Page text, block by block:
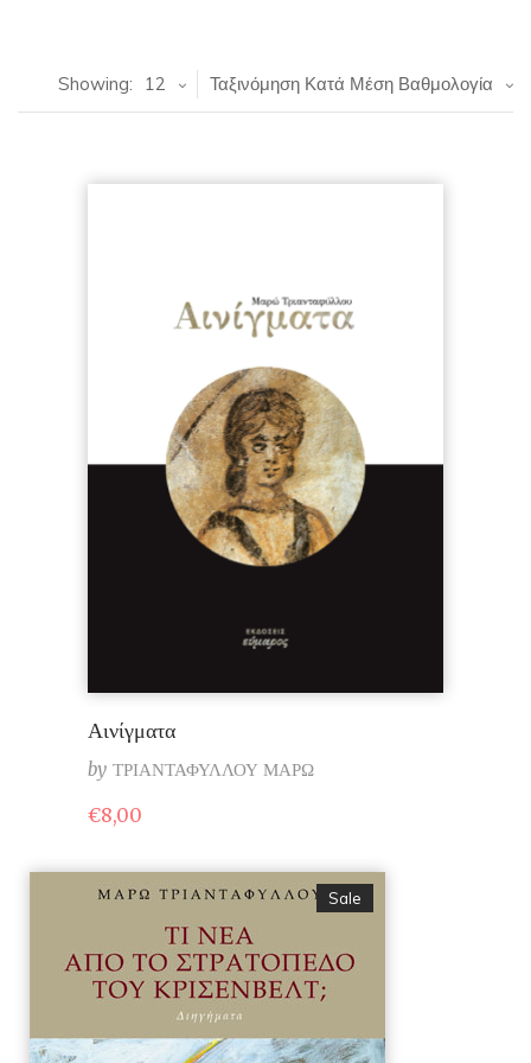
Ταξινόμηση Κατά Μέση Βαθμολογία
Showing: 12
Αινίγματα
by ΤΡΙΑΝΤΑΦΥΛΛΟΥ ΜΑΡΩ
€8,00
Sale